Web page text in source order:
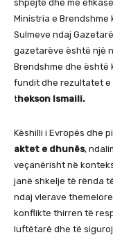
shpejtë dhe më
Ministria e
Sulmeve ndaj
gazetarëve është një
Brendshme dhe është
fundit dhe rezultatet e
thekson Ismaili.
Këshilli i Evropës dhe
aktet e dhunës,
veçanërisht në
janë shkelje të rënda
ndaj vlerave
konflikte thirren të
luftëtarë dhe të